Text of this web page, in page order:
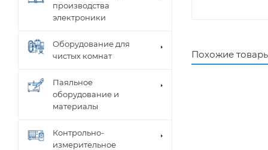
Похожие
производства
электроники
Оборудование для
чистых комнат
Паяльное
оборудование и
материалы
Контрольно-
измерительное